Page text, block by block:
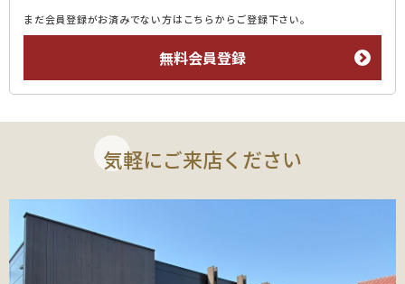
まだ会員登録がお済みでない方はこちらからご登録下さい。
無料会員登録
気軽にご来店ください